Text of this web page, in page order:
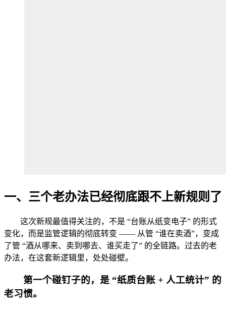
一、三个老办法已经彻底跟不上新规则了
这次新规最值得关注的，不是 “台账从纸变电子” 的形式
变化，而是监管逻辑的彻底转变 —— 从管 “谁在卖酒”，变成
了管 “酒从哪来、卖到哪去、谁买走了” 的全链路。过去的老
办法，在这套新逻辑里，处处碰壁。
第一个碰钉子的，是 “纸质台账 + 人工统计” 的
老习惯。